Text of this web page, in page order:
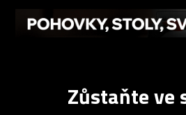
Zůstaňte ve